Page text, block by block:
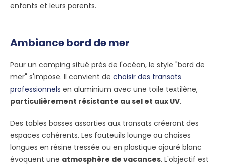
enfants et leurs parents.
Ambiance bord de mer
Pour un camping situé près de l'océan, le style "bord de
mer" s'impose. Il convient de choisir des transats
professionnels en aluminium avec une toile textilène,
particulièrement résistante au sel et aux UV.
Des tables basses assorties aux transats créeront des
espaces cohérents. Les fauteuils lounge ou chaises
longues en résine tressée ou en plastique ajouré blanc
évoquent une atmosphère de vacances. L'objectif est